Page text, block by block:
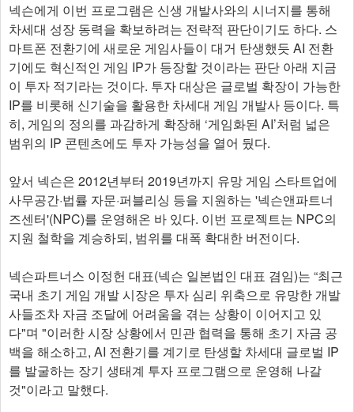
넥슨에게 이번 프로그램은 신생 개발사와의 시너지를 통해
차세대 성장 동력을 확보하려는 전략적 판단이기도 하다. 스
마트폰 전환기에 새로운 게임사들이 대거 탄생했듯 AI 전환
기에도 혁신적인 게임 IP가 등장할 것이라는 판단 아래 지금
이 투자 적기라는 것이다. 투자 대상은 글로벌 확장이 가능한
IP를 비롯해 신기술을 활용한 차세대 게임 개발사 등이다. 특
히, 게임의 정의를 과감하게 확장해 ‘게임화된 AI’처럼 넓은
범위의 IP 콘텐츠에도 투자 가능성을 열어 뒀다.
앞서 넥슨은 2012년부터 2019년까지 유망 게임 스타트업에
사무공간·법률 자문·퍼블리싱 등을 지원하는 '넥슨앤파트너
즈센터'(NPC)를 운영해온 바 있다. 이번 프로젝트는 NPC의
지원 철학을 계승하되, 범위를 대폭 확대한 버전이다.
넥슨파트너스 이정헌 대표(넥슨 일본법인 대표 겸임)는 “최근
국내 초기 게임 개발 시장은 투자 심리 위축으로 유망한 개발
사들조차 자금 조달에 어려움을 겪는 상황이 이어지고 있
다"며 "이러한 시장 상황에서 민관 협력을 통해 초기 자금 공
백을 해소하고, AI 전환기를 계기로 탄생할 차세대 글로벌 IP
를 발굴하는 장기 생태계 투자 프로그램으로 운영해 나갈
것"이라고 말했다.​